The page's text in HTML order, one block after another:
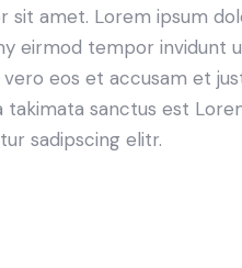
sit amet. Lorem ipsum
eirmod tempor invidunt
eos et accusam et
sanctus est
sadipscing elitr.